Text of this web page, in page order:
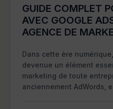
GUIDE COMPLET
AVEC GOOGLE
AGENCE DE
Dans cette ère
devenue un élément
marketing de toute
anciennement AdWords,